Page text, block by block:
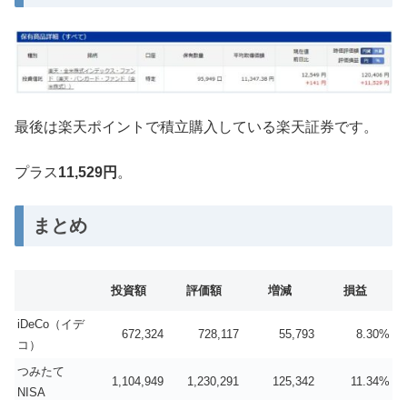
最後は楽天ポイントで積立購入している楽天証券です。
プラス11,529円 。
まとめ
投資額 評価額 増減 損益
iDeCo（イデ
コ）
672,324 728,117 55,793 8.30%
つみたて
NISA
1,104,949 1,230,291 125,342 11.34%